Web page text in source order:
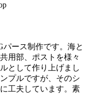
ース制作です。海と
用部、ポストを様々
として作り上げまし
プルですが、そのシ
工夫しています。素